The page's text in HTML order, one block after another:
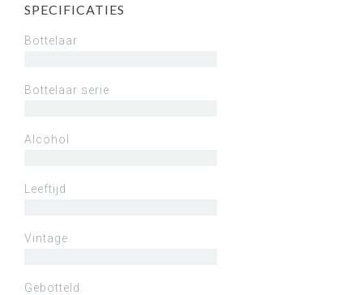
SPECIFICATIES
Bottelaar
Bottelaar serie
Alcohol
Leeftijd
Vintage
Gebotteld